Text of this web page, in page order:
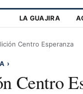
LA GUAJIRA
Centro Esperanza
›
Centro